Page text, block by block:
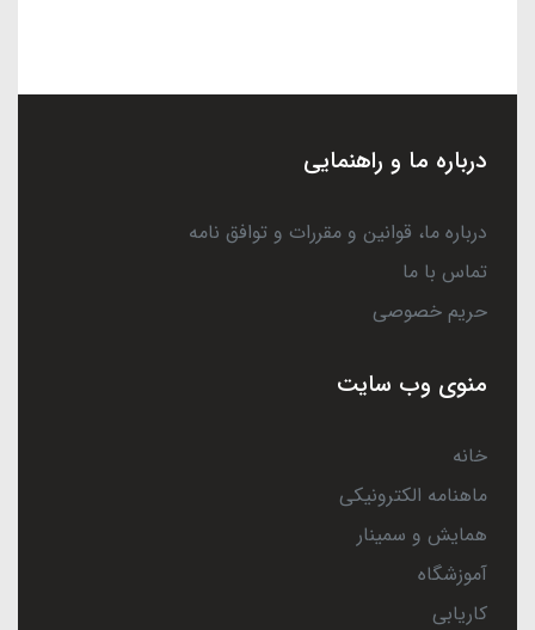
درباره ما و راهنمایی
درباره ما، قوانین و مقررات و توافق نامه
تماس با ما
حریم خصوصی
منوی وب سایت
خانه
ماهنامه الکترونیکی
همایش و سمینار
آموزشگاه
کاریابی